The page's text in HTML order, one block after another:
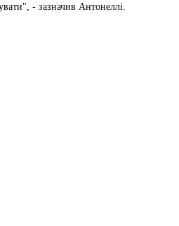
- зазначив Антонеллі.